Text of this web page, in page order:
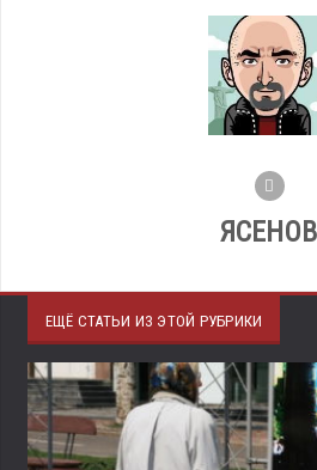
ЯСЕНОВ
ЕЩЁ СТАТЬИ ИЗ ЭТОЙ РУБРИКИ